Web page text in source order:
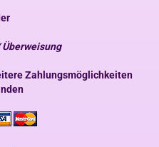
Überweisung
Zahlungsmöglichkeiten